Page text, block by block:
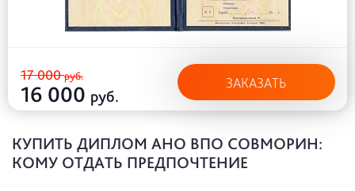
17 000руб.
16 000 руб.
ЗАКАЗАТЬ
КУПИТЬ ДИПЛОМ АНО ВПО СОВМОРИН:
КОМУ ОТДАТЬ ПРЕДПОЧТЕНИЕ